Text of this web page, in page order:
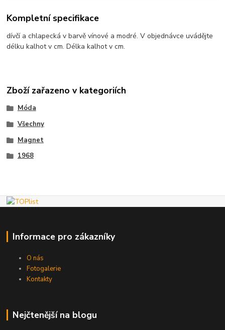
Kompletní specifikace
dívčí a chlapecká v barvě vínové a modré. V objednávce uvádějte
délku kalhot v cm. Délka kalhot v cm.
Zboží zařazeno v kategoriích
Móda
Všechny
Magnet
1968
Informace pro zákazníky
O nás
Fotogalerie
Kontakty
Nejčtenější na blogu